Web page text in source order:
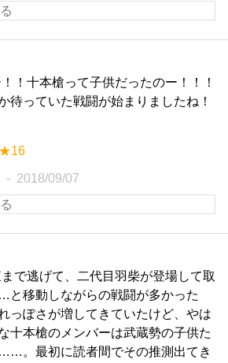
！！十本槍って子供だったのー！！！
待っていた戦闘が始まりましたね！
★16
2018/09/07
で逃げて、二代目羽柴が登場して取
移動しながらの戦闘が多かった
っぽさが増してきていたけど、やは
十本槍のメンバーは武蔵勢の子供た
。最初に読者間でその推測出てき